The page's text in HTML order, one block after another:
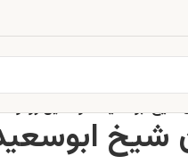
شیخ ابوسعید – والنتین